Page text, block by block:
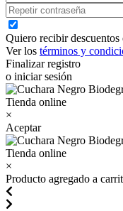
Quiero recibir
Ver los términos y
Finalizar registro
o iniciar sesión
×
Aceptar
×
Producto agregado a